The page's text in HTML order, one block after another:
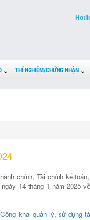
THÍ NGHIỆM/CHỨNG NHẬN
chính, Tài chính kế
14 tháng 1 năm 2025
khai quản lý, sử dụng